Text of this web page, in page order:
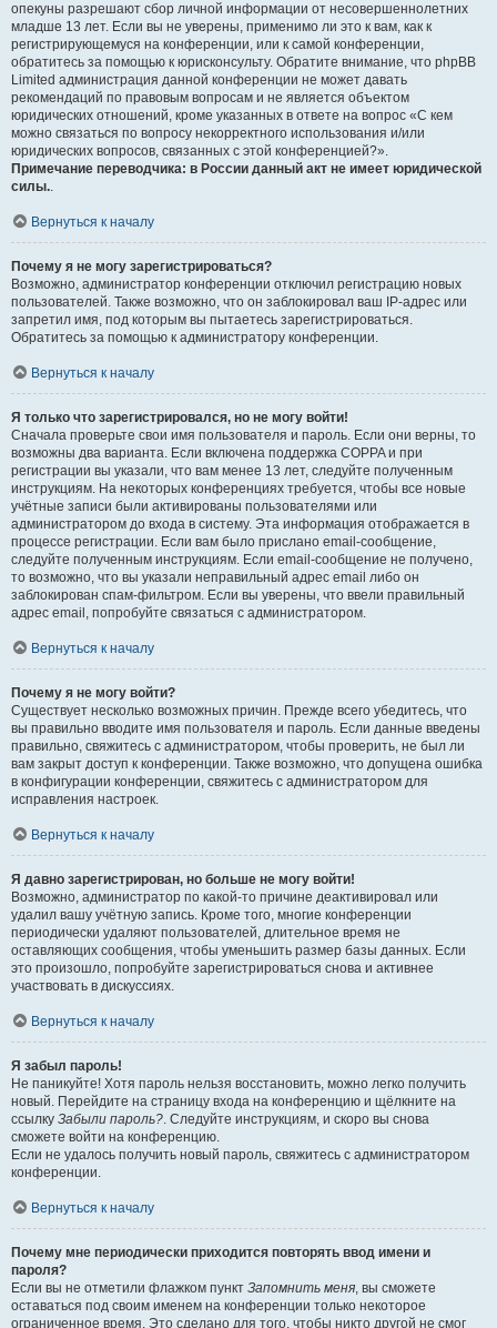
опекуны разрешают сбор личной информации от несовершеннолетних
младше 13 лет. Если вы не уверены, применимо ли это к вам, как к
регистрирующемуся на конференции, или к самой конференции,
обратитесь за помощью к юрисконсульту. Обратите внимание, что phpBB
Limited администрация данной конференции не может давать
рекомендаций по правовым вопросам и не является объектом
юридических отношений, кроме указанных в ответе на вопрос «С кем
можно связаться по вопросу некорректного использования и/или
юридических вопросов, связанных с этой конференцией?».
Примечание переводчика: в России данный акт не имеет юридической
силы..
Вернуться к началу
Почему я не могу зарегистрироваться?
Возможно, администратор конференции отключил регистрацию новых
пользователей. Также возможно, что он заблокировал ваш IP-адрес или
запретил имя, под которым вы пытаетесь зарегистрироваться.
Обратитесь за помощью к администратору конференции.
Вернуться к началу
Я только что зарегистрировался, но не могу войти!
Сначала проверьте свои имя пользователя и пароль. Если они верны, то
возможны два варианта. Если включена поддержка COPPA и при
регистрации вы указали, что вам менее 13 лет, следуйте полученным
инструкциям. На некоторых конференциях требуется, чтобы все новые
учётные записи были активированы пользователями или
администратором до входа в систему. Эта информация отображается в
процессе регистрации. Если вам было прислано email-сообщение,
следуйте полученным инструкциям. Если email-сообщение не получено,
то возможно, что вы указали неправильный адрес email либо он
заблокирован спам-фильтром. Если вы уверены, что ввели правильный
адрес email, попробуйте связаться с администратором.
Вернуться к началу
Почему я не могу войти?
Существует несколько возможных причин. Прежде всего убедитесь, что
вы правильно вводите имя пользователя и пароль. Если данные введены
правильно, свяжитесь с администратором, чтобы проверить, не был ли
вам закрыт доступ к конференции. Также возможно, что допущена ошибка
в конфигурации конференции, свяжитесь с администратором для
исправления настроек.
Вернуться к началу
Я давно зарегистрирован, но больше не могу войти!
Возможно, администратор по какой-то причине деактивировал или
удалил вашу учётную запись. Кроме того, многие конференции
периодически удаляют пользователей, длительное время не
оставляющих сообщения, чтобы уменьшить размер базы данных. Если
это произошло, попробуйте зарегистрироваться снова и активнее
участвовать в дискуссиях.
Вернуться к началу
Я забыл пароль!
Не паникуйте! Хотя пароль нельзя восстановить, можно легко получить
новый. Перейдите на страницу входа на конференцию и щёлкните на
ссылку Забыли пароль?. Следуйте инструкциям, и скоро вы снова
сможете войти на конференцию.
Если не удалось получить новый пароль, свяжитесь с администратором
конференции.
Вернуться к началу
Почему мне периодически приходится повторять ввод имени и
пароля?
Если вы не отметили флажком пункт Запомнить меня, вы сможете
оставаться под своим именем на конференции только некоторое
ограниченное время. Это сделано для того, чтобы никто другой не смог